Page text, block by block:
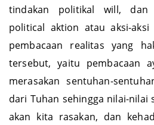
tindakan politikal will, dan
political aktion atau aksi-aksi
pembacaan realitas yang
tersebut, yaitu pembacaan
merasakan sentuhan-
dari Tuhan sehingga nilai-
akan kita rasakan, dan